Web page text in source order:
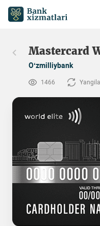
Mastercard
O‘zmilliybank
1466